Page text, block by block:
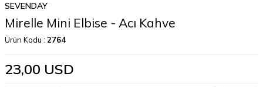
SEVENDAY
Mirelle Mini Elbise - Acı Kahve
Ürün Kodu : 2764
23,00 USD